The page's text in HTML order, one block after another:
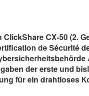
CX-50 (2.
de Sécurité
der erste und
für ein drahtloses